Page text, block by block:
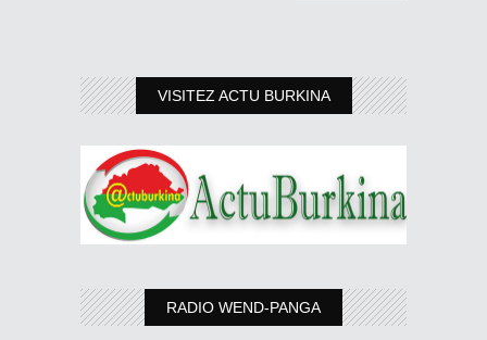
VISITEZ ACTU BURKINA
RADIO WEND-PANGA